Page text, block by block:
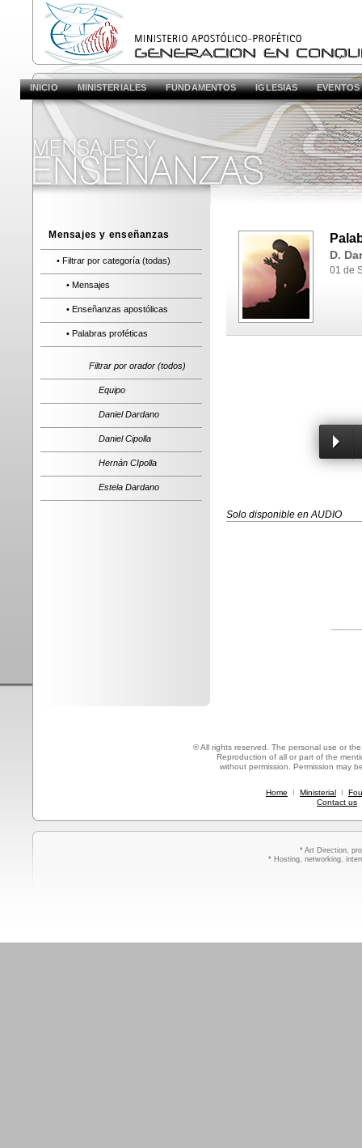
INICIO MINISTERIALES FUNDAMENTOS IGLESIAS EVENTOS
Mensajes y enseñanzas
• Filtrar por categoría (todas)
• Mensajes
• Enseñanzas apostólicas
• Palabras proféticas
Filtrar por orador (todos)
Equipo
Daniel Dardano
Daniel Cipolla
Hernán CIpolla
Estela Dardano
D.
01 de
Solo disponible en AUDIO
® All rights reserved. The personal use or
Reproduction of all or part of the
without permission. Permission may
Home I Ministerial I
Contact us
* Art Direction,
* Hosting, networking,